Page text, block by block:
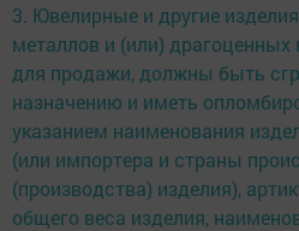
3. Ювелирные и другие
металлов и (или)
для продажи, должны быть
назначению и иметь
указанием наименования
(или импортера и страны
(производства) изделия),
общего веса изделия,